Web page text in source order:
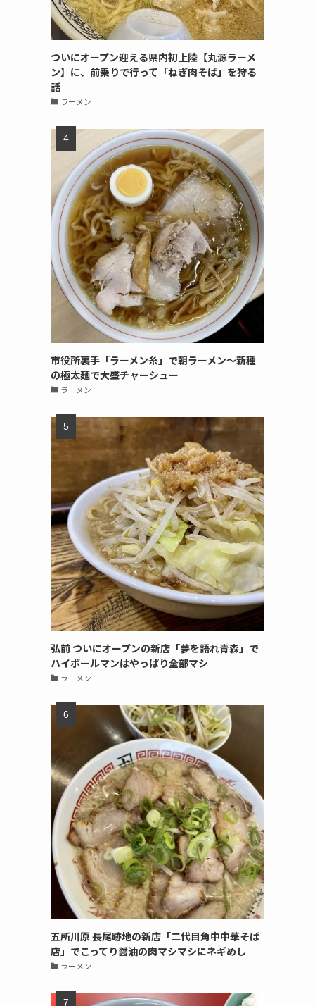
ついにオープン迎える県内初上陸【丸源ラーメ
ン】に、前乗りで行って「ねぎ肉そば」を狩る
話
ラーメン
市役所裏手「ラーメン糸」で朝ラーメン〜新種
の極太麺で大盛チャーシュー
ラーメン
弘前 ついにオープンの新店「夢を語れ青森」で
ハイボールマンはやっぱり全部マシ
ラーメン
五所川原 長尾跡地の新店「二代目角中中華そば
店」でこってり醤油の肉マシマシにネギめし
ラーメン